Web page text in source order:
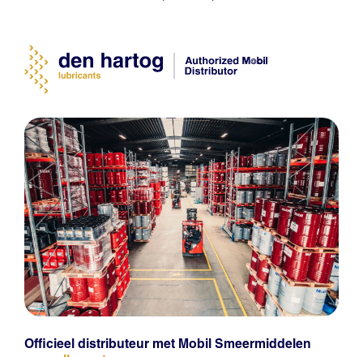
Officieel distributeur met Mobil Smeermiddelen